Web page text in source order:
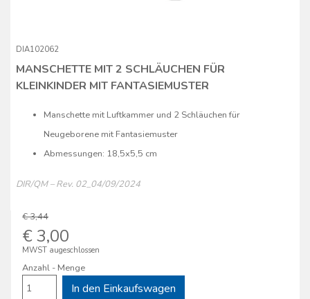
DIA102062
MANSCHETTE MIT 2 SCHLÄUCHEN FÜR
KLEINKINDER MIT FANTASIEMUSTER
Manschette mit Luftkammer und 2 Schläuchen für
Neugeborene mit Fantasiemuster
Abmessungen: 18,5x5,5 cm
DIR/QM – Rev. 02_04/09/2024
€ 3,44
€ 3,00
MWST augeschlossen
Anzahl - Menge
In den Einkaufswagen